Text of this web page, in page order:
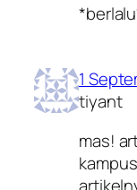
1
tiyant
mas!